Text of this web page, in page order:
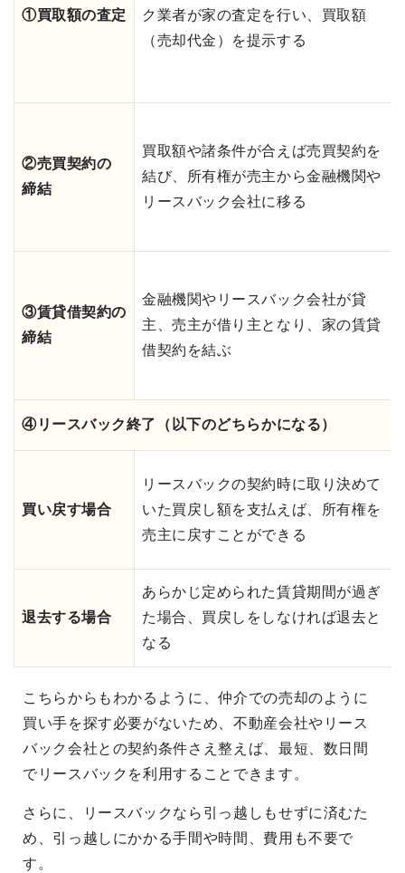
①買取額の査定
ク業者が家の査定を行い、買取額
（売却代金）を提示する
②売買契約の
締結
買取額や諸条件が合えば売買契約を
結び、所有権が売主から金融機関や
リースバック会社に移る
③賃貸借契約の
締結
金融機関やリースバック会社が貸
主、売主が借り主となり、家の賃貸
借契約を結ぶ
④リースバック終了（以下のどちらかになる）
買い戻す場合
リースバックの契約時に取り決めて
いた買戻し額を支払えば、所有権を
売主に戻すことができる
退去する場合
あらかじ定められた賃貸期間が過ぎ
た場合、買戻しをしなければ退去と
なる
こちらからもわかるように、仲介での売却のように
買い手を探す必要がないため、不動産会社やリース
バック会社との契約条件さえ整えば、最短、数日間
でリースバックを利用することできます。
さらに、リースバックなら引っ越しもせずに済むた
め、引っ越しにかかる手間や時間、費用も不要で
す。